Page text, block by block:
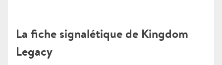
La fiche signalétique de Kingdom
Legacy